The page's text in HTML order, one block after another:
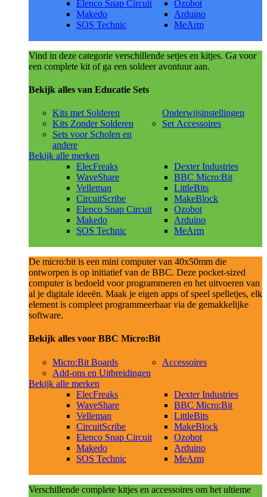
Elenco Snap Circuit
Makedo
SOS Technic
Ozobot
Arduino
MeArm
Vind in deze categorie verschillende setjes en kitjes. Ga voor
een complete kit of ga een soldeer avontuur aan.
Bekijk alles van Educatie Sets
Kits met Solderen
Kits Zonder Solderen
Sets voor Scholen en
andere
Onderwijsinstellingen
Set Accessoires
Bekijk alle merken
ElecFreaks
WaveShare
Velleman
CircuitScribe
Elenco Snap Circuit
Makedo
SOS Technic
Dexter Industries
BBC Micro:Bit
LittleBits
MakeBlock
Ozobot
Arduino
MeArm
De micro:bit is een mini computer van 40x50mm die
ontworpen is op initiatief van de BBC. Deze pocket-sized
computer is bedoeld voor programmeren en het uitvoeren van
al je digitale ideeën. Maak je eigen apps of speel spelletjes, elk
element is compleet programmeerbaar via de gemakkelijke
software.
Bekijk alles voor BBC Micro:Bit
Micro:Bit Boards
Add-ons en Uitbreidingen
Accessoires
Bekijk alle merken
ElecFreaks
WaveShare
Velleman
CircuitScribe
Elenco Snap Circuit
Makedo
SOS Technic
Dexter Industries
BBC Micro:Bit
LittleBits
MakeBlock
Ozobot
Arduino
MeArm
Verschillende complete kitjes en accessoires om het ultieme